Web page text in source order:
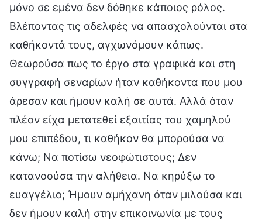
μόνο σε εμένα δεν δόθηκε κάποιος ρόλος.
Βλέποντας τις αδελφές να απασχολούνται στα
καθήκοντά τους, αγχωνόμουν κάπως.
Θεωρούσα πως το έργο στα γραφικά και στη
συγγραφή σεναρίων ήταν καθήκοντα που μου
άρεσαν και ήμουν καλή σε αυτά. Αλλά όταν
πλέον είχα μετατεθεί εξαιτίας του χαμηλού
μου επιπέδου, τι καθήκον θα μπορούσα να
κάνω; Να ποτίσω νεοφώτιστους; Δεν
κατανοούσα την αλήθεια. Να κηρύξω το
ευαγγέλιο; Ήμουν αμήχανη όταν μιλούσα και
δεν ήμουν καλή στην επικοινωνία με τους